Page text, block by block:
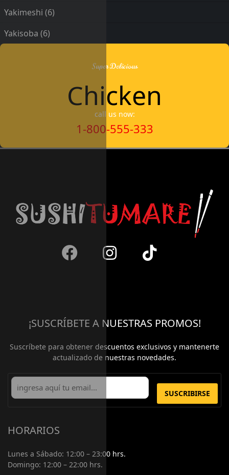
Yakimeshi (6)
Yakisoba (6)
Super Delicious
Chicken
call us now:
1-800-555-333
HORARIOS
Lunes a Sábado: 12:00 – 23:00 hrs.
Domingo: 12:00 – 22:00 hrs.
¡SUSCRÍBETE A NUESTRAS PROMOS!
Suscríbete para obtener descuentos exclusivos y mantenerte
actualizado de nuestras novedades.
SUSCRIBIRSE